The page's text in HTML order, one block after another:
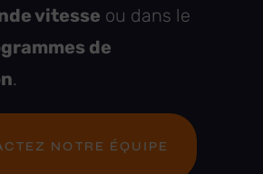
vitesse ou dans le
de
.
NOTRE ÉQUIPE